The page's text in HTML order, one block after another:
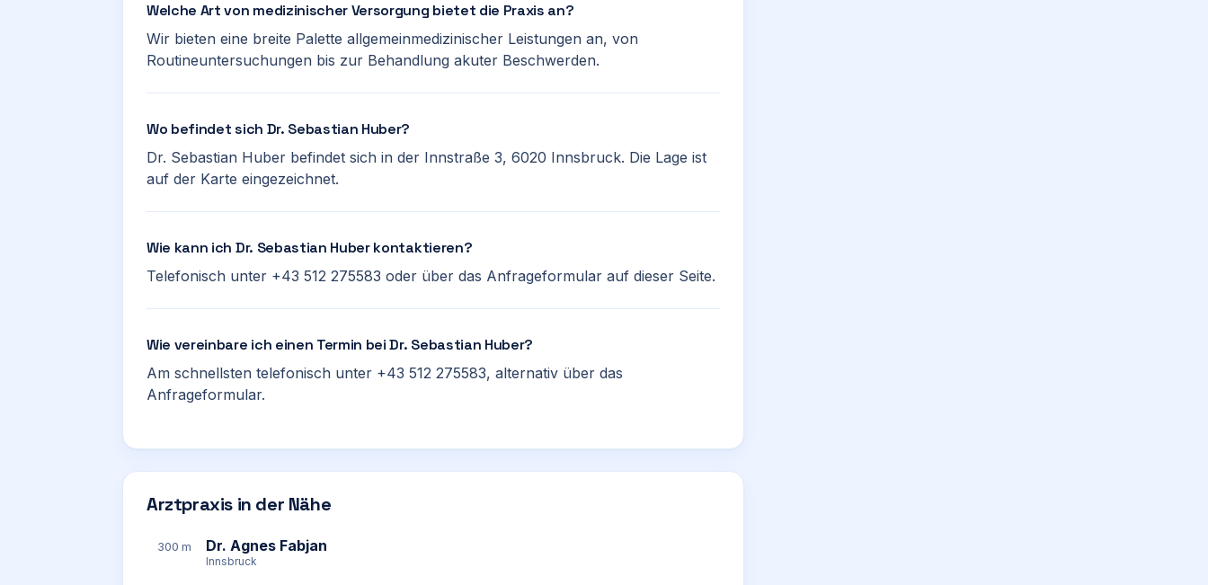
Welche Art von medizinischer Versorgung bietet die Praxis an?
Wir bieten eine breite Palette allgemeinmedizinischer Leistungen an, von
Routineuntersuchungen bis zur Behandlung akuter Beschwerden.
Wo befindet sich Dr. Sebastian Huber?
Dr. Sebastian Huber befindet sich in der Innstraße 3, 6020 Innsbruck. Die Lage ist
auf der Karte eingezeichnet.
Wie kann ich Dr. Sebastian Huber kontaktieren?
Telefonisch unter +43 512 275583 oder über das Anfrageformular auf dieser Seite.
Wie vereinbare ich einen Termin bei Dr. Sebastian Huber?
Am schnellsten telefonisch unter +43 512 275583, alternativ über das
Anfrageformular.
Arztpraxis in der Nähe
300 m Dr. Agnes Fabjan
Innsbruck